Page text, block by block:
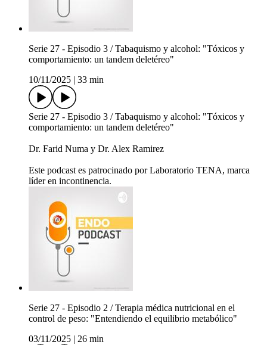
Serie 27 - Episodio 3 / Tabaquismo y alcohol: "Tóxicos y
comportamiento: un tandem deletéreo"
10/11/2025
33 min
Serie 27 - Episodio 3 / Tabaquismo y alcohol: "Tóxicos y
comportamiento: un tandem deletéreo"
Dr. Farid Numa y Dr. Alex Ramirez
Este podcast es patrocinado por Laboratorio TENA, marca
líder en incontinencia.
Serie 27 - Episodio 2 / Terapia médica nutricional en el
control de peso: "Entendiendo el equilibrio metabólico"
03/11/2025
26 min